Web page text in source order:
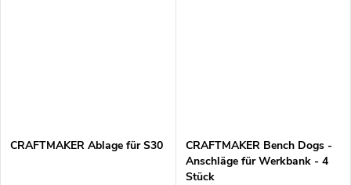
CRAFTMAKER Ablage für S30
CRAFTMAKER Bench Dogs -
Anschläge für Werkbank - 4
Stück